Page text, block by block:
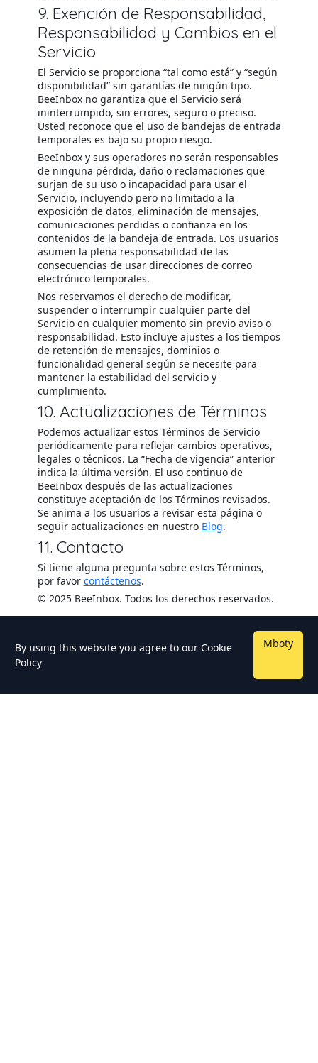
9. Exención de Responsabilidad,
Responsabilidad y Cambios en el
Servicio
El Servicio se proporciona “tal como está” y “según
disponibilidad” sin garantías de ningún tipo.
BeeInbox no garantiza que el Servicio será
ininterrumpido, sin errores, seguro o preciso.
Usted reconoce que el uso de bandejas de entrada
temporales es bajo su propio riesgo.
BeeInbox y sus operadores no serán responsables
de ninguna pérdida, daño o reclamaciones que
surjan de su uso o incapacidad para usar el
Servicio, incluyendo pero no limitado a la
exposición de datos, eliminación de mensajes,
comunicaciones perdidas o confianza en los
contenidos de la bandeja de entrada. Los usuarios
asumen la plena responsabilidad de las
consecuencias de usar direcciones de correo
electrónico temporales.
Nos reservamos el derecho de modificar,
suspender o interrumpir cualquier parte del
Servicio en cualquier momento sin previo aviso o
responsabilidad. Esto incluye ajustes a los tiempos
de retención de mensajes, dominios o
funcionalidad general según se necesite para
mantener la estabilidad del servicio y
cumplimiento.
10. Actualizaciones de Términos
Podemos actualizar estos Términos de Servicio
periódicamente para reflejar cambios operativos,
legales o técnicos. La “Fecha de vigencia” anterior
indica la última versión. El uso continuo de
BeeInbox después de las actualizaciones
constituye aceptación de los Términos revisados.
Se anima a los usuarios a revisar esta página o
seguir actualizaciones en nuestro Blog.
11. Contacto
Si tiene alguna pregunta sobre estos Términos,
por favor contáctenos.
© 2025 BeeInbox. Todos los derechos reservados.
By using this website you agree to our Cookie
Policy
Mboty